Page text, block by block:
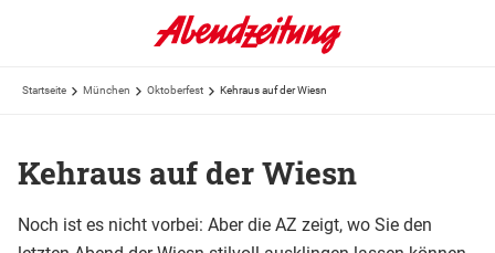
Startseite München Oktoberfest Kehraus auf der Wiesn
Kehraus auf der Wiesn
Noch ist es nicht vorbei: Aber die AZ zeigt, wo Sie den